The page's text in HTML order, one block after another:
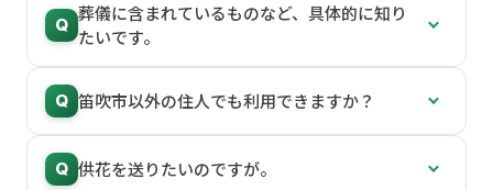
Q
葬儀に含まれているものなど、具体的に知り
たいです。
Q 笛吹市以外の住人でも利用できますか？
Q 供花を送りたいのですが。